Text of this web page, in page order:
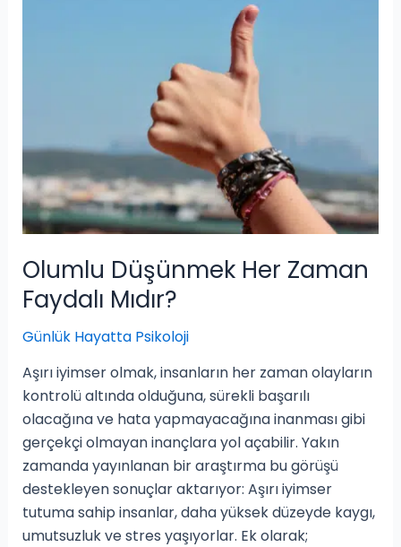
Olumlu Düşünmek Her Zaman
Faydalı Mıdır?
Günlük Hayatta Psikoloji
Aşırı iyimser olmak, insanların her zaman olayların
kontrolü altında olduğuna, sürekli başarılı
olacağına ve hata yapmayacağına inanması gibi
gerçekçi olmayan inançlara yol açabilir. Yakın
zamanda yayınlanan bir araştırma bu görüşü
destekleyen sonuçlar aktarıyor: Aşırı iyimser
tutuma sahip insanlar, daha yüksek düzeyde kaygı,
umutsuzluk ve stres yaşıyorlar. Ek olarak;